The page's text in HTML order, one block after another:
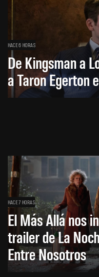
HACE 6 HORAS
De Kingsman a
a Taron Egerton
HACE 7 HORAS
El Más Allá nos
trailer de La
Entre Nosotros